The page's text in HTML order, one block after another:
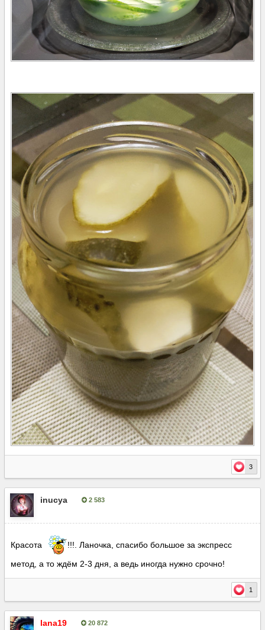
3
inucya 2 583
Красота !!!. Ланочка, спасибо большое за экспресс
метод, а то ждём 2-3 дня, а ведь иногда нужно срочно!
1
lana19 20 872